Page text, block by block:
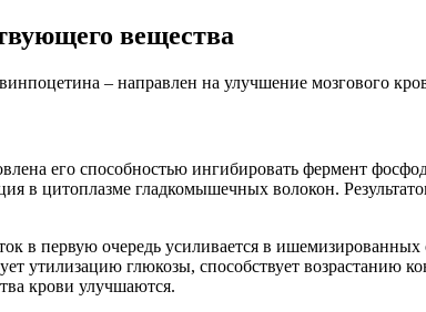
вещества
– направлен на улучшение мозгового
его способностью ингибировать фермент
в цитоплазме гладкомышечных волокон.
в первую очередь усиливается в
утилизацию глюкозы, способствует возрастанию
крови улучшаются.